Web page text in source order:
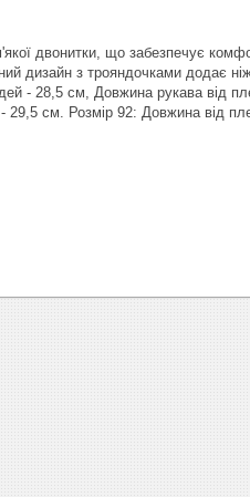
двонитки, що забезпечує
дизайн з трояндочками додає
- 28,5 см, Довжина рукава від
см. Розмір 92: Довжина від